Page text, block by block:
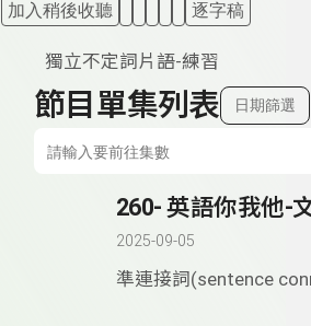
加入稍後收聽 逐字稿
獨立不定詞片語-練習
節目單集列表 日期篩選
2025-09-05
準連接詞(sentence